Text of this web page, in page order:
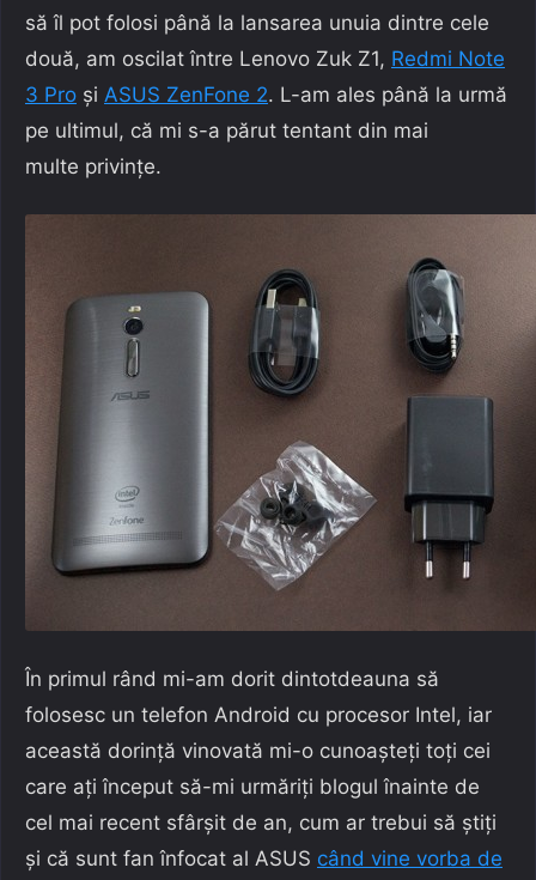
să îl pot folosi până la lansarea unuia dintre cele
două, am oscilat între Lenovo Zuk Z1, Redmi Note
3 Pro și ASUS ZenFone 2. L-am ales până la urmă
pe ultimul, că mi s-a părut tentant din mai
multe privințe.
În primul rând mi-am dorit dintotdeauna să
folosesc un telefon Android cu procesor Intel, iar
această dorință vinovată mi-o cunoașteți toți cei
care ați început să-mi urmăriți blogul înainte de
cel mai recent sfârșit de an, cum ar trebui să știți
și că sunt fan înfocat al ASUS când vine vorba de